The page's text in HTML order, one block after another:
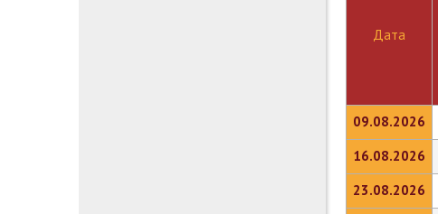
Дата
09.08.2026
16.08.2026
23.08.2026